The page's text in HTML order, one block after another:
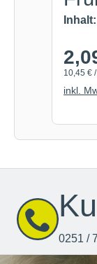
Inhalt:
10,45 €
inkl.
0251 /